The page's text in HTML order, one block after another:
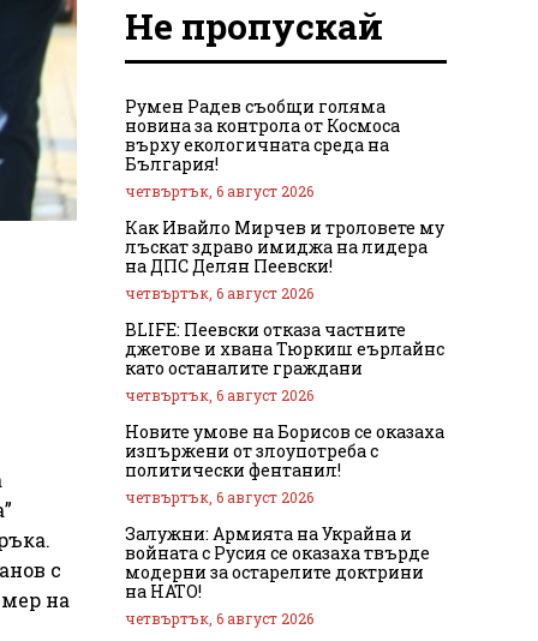
с
на
Не пропускай
Румен Радев съобщи голяма
новина за контрола от Космоса
върху екологичната среда на
България!
четвъртък, 6 август 2026
Как Ивайло Мирчев и троловете му
лъскат здраво имиджа на лидера
на ДПС Делян Пеевски!
четвъртък, 6 август 2026
BLIFE: Пеевски отказа частните
джетове и хвана Тюркиш еърлайнс
като останалите граждани
четвъртък, 6 август 2026
Новите умове на Борисов се оказаха
изпържени от злоупотреба с
политически фентанил!
четвъртък, 6 август 2026
Залужни: Армията на Украйна и
войната с Русия се оказаха твърде
модерни за остарелите доктрини
на НАТО!
четвъртък, 6 август 2026